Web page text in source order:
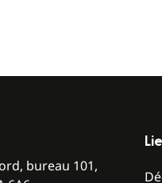
bureau 101,